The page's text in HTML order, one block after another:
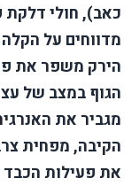
כאב), חולי דלקת
מדווחים על
הירק משפר את
הגוף במצב של
מגביר את
הקיבה, מפחית
את פעילות